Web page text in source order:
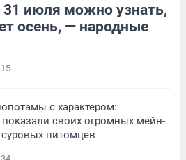
31 июля можно узнать,
осень, — народные
15
с характером:
своих огромных мейн-
питомцев